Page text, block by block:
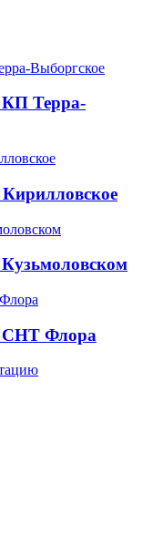
КП Терра-
СНТ Флора